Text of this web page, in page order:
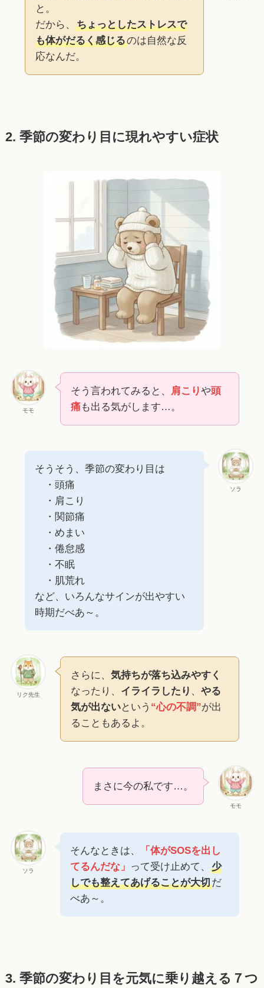
と。
だから、
ちょっとしたストレスで
も体がだるく感じるのは自然な反
応なんだ。
2. 季節の変わり目に現れやすい症状
モモ
そう言われてみると、 肩こりや頭
痛も出る気がします…。
ソラ
そうそう、季節の変わり目は
・頭痛
・肩こり
・関節痛
・めまい
・倦怠感
・不眠
・肌荒れ
など、いろんなサインが出やすい
時期だべあ～。
リク先生
さらに、 気持ちが落ち込みやすく
なったり、 イライラしたり 、 やる
気が出ないという “心の不調”が出
ることもあるよ。
モモ
まさに今の私です…。
ソラ
そんなときは、
「体がSOSを出し
てるんだな」 って受け止めて、
少
しでも整えてあげることが大切だ
べあ～。
3. 季節の変わり目を元気に乗り越える７つ